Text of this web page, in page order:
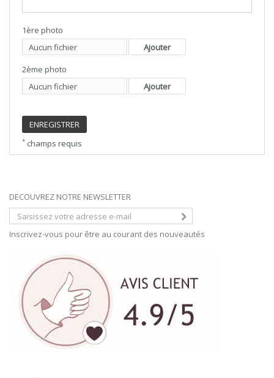
1ère photo
Aucun fichier
Ajouter
2ème photo
Aucun fichier
Ajouter
ENREGISTRER
* champs requis
DECOUVREZ NOTRE NEWSLETTER
Inscrivez-vous pour être au courant des nouveautés